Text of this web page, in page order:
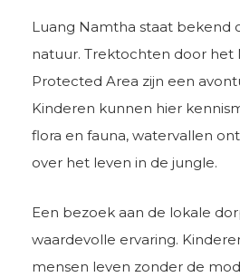
Luang Namtha staat bekend
natuur. Trektochten door het
Protected Area zijn een
Kinderen kunnen hier
flora en fauna, watervallen
over het leven in de jungle.
Een bezoek aan de lokale
waardevolle ervaring.
mensen leven zonder de